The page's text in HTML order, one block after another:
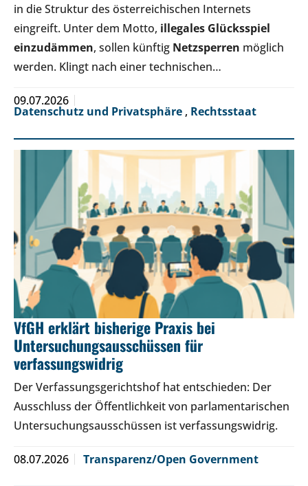
in die Struktur des österreichischen Internets
eingreift. Unter dem Motto, illegales Glücksspiel
einzudämmen, sollen künftig Netzsperren möglich
werden. Klingt nach einer technischen…
09.07.2026
Datenschutz und Privatsphäre , Rechtsstaat
VfGH erklärt bisherige Praxis bei
Untersuchungsausschüssen für
verfassungswidrig
Der Verfassungsgerichtshof hat entschieden: Der
Ausschluss der Öffentlichkeit von parlamentarischen
Untersuchungsausschüssen ist verfassungswidrig.
08.07.2026 Transparenz/Open Government